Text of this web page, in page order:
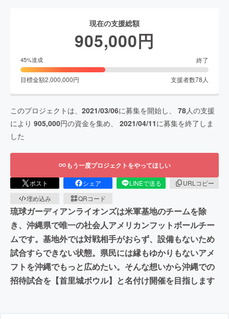
現在の支援総額
905,000円
45%達成 終了
目標金額2,000,000円 支援者数78 人
このプロジェクトは、 2021/03/06に募集を開始し、 78人の支援
により 905,000円の資金を集め、 2021/04/11に募集を終了しま
した
もう一度プロジェクトをやってほしい
ポスト シェア LINEで送る
URLコピー
埋め込み
QRコード
琉球ガーディアンライオンズは米軍基地のチームを除
き、沖縄県で唯一の社会人アメリカンフットボールチー
ムです。基地外では対戦相手がおらず、設備もないため
試合すらできない状態。県民には縁もゆかりもないアメ
フトを沖縄でもっと広めたい。そんな想いから沖縄での
招待試合を【首里城ボウル】と名付け開催を目指します